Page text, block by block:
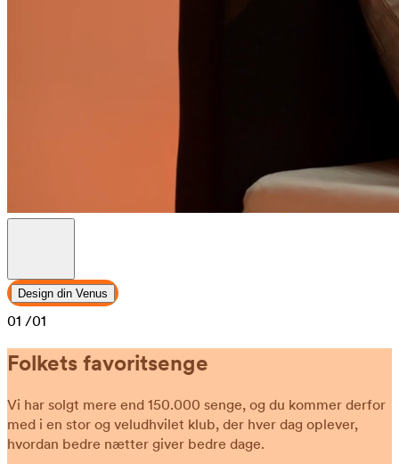
Design din Venus
01 /01
Folkets favoritsenge
Vi har solgt mere end 150.000 senge, og du kommer derfor
med i en stor og veludhvilet klub, der hver dag oplever,
hvordan bedre nætter giver bedre dage.